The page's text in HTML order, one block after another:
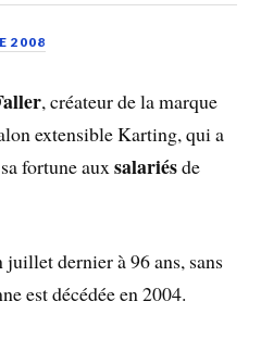
2008
, créateur de la marque
extensible Karting, qui a
fortune auxsalariésde
dernier à 96 ans, sans
est décédée en 2004.